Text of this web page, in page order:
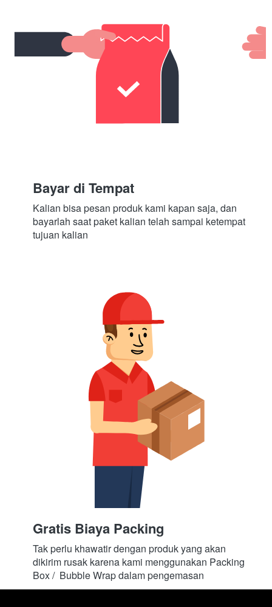
Bayar di Tempat
Kalian bisa pesan produk kami kapan saja, dan
bayarlah saat paket kalian telah sampai ketempat
tujuan kalian
Gratis Biaya Packing
Tak perlu khawatir dengan produk yang akan
dikirim rusak karena kami menggunakan Packing
Box /  Bubble Wrap dalam pengemasan